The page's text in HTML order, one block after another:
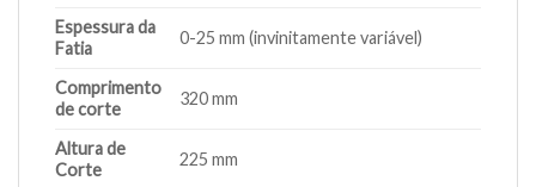
Espessura da
Fatia
0-25 mm (invinitamente variável)
Comprimento
de corte
320 mm
Altura de
Corte
225 mm